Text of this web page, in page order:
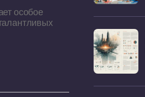
особое